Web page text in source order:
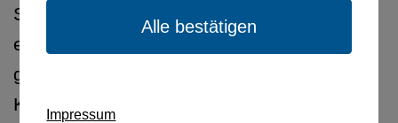
Alle bestätigen
Impressum
Selbsthilfeorganisationen in Bayern auf
entschiedene Ablehnung – und das mit
gutem Grund. Die Forderungen nach
Kürzungen in einem Bereich, der zentrale